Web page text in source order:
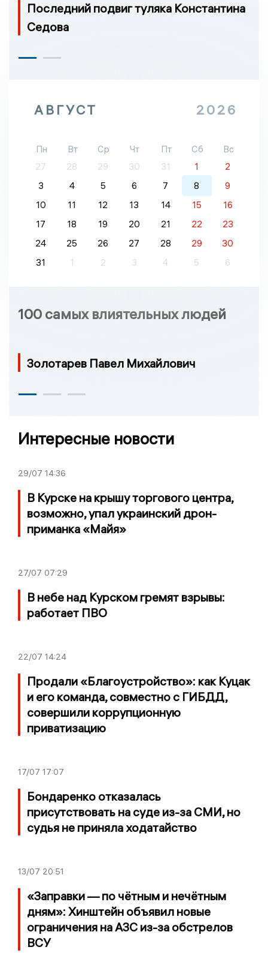
Последний подвиг туляка Константина
Седова
АВГУСТ 2026
Пн Вт Ср Чт Пт Сб
Вс
27
28 29 30 31 1
2
3
4 5 6 7 8
9
10
11 12 13 14 15
16
17
18 19 20 21 22
23
24
25 26 27 28 29
30
31
1 2 3 4 5 6
100 самых влиятельных людей
Золотарев Павел Михайлович
Интересные новости
29/07 14:36
В Курске на крышу торгового центра,
возможно, упал украинский дрон-
приманка «Майя»
27/07 07:29
В небе над Курском гремят взрывы:
работает ПВО
22/07 14:24
Продали «Благоустройство»: как Куцак
и его команда, совместно с ГИБДД,
совершили коррупционную
приватизацию
17/07 17:07
Бондаренко отказалась
присутствовать на суде из-за СМИ, но
судья не приняла ходатайство
13/07 20:51
«Заправки — по чётным и нечётным
дням»: Хинштейн объявил новые
ограничения на АЗС из-за обстрелов
ВСУ